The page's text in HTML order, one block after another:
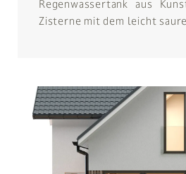
Regenwassertank aus
Zisterne mit dem leicht